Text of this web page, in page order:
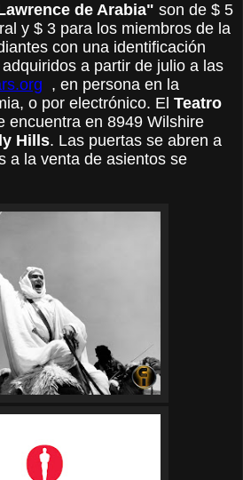
de Arabia" son de $ 5
y $ 3 para los miembros de la
con una identificación
a partir de julio a las
, en persona en la
o por electrónico. El Teatro
encuentra en 8949 Wilshire
Hills. Las puertas se abren a
a la venta de asientos se